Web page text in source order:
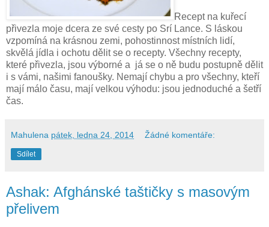
Recept na kuřecí
přivezla moje dcera ze své cesty po Srí Lance. S láskou
vzpomíná na krásnou zemi, pohostinnost místních lidí,
skvělá jídla i ochotu dělit se o recepty. Všechny recepty,
které přivezla, jsou výborné a já se o ně budu postupně dělit
i s vámi, našimi fanoušky. Nemají chybu a pro všechny, kteří
mají málo času, mají velkou výhodu: jsou jednoduché a šetří
čas.
Mahulena pátek, ledna 24, 2014 Žádné komentáře:
Sdílet
Ashak: Afghánské taštičky s masovým
přelivem